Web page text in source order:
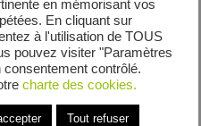
sur le compost !
en mémorisant vos
En cliquant sur
à l'utilisation de TOUS
pouvez visiter "Paramètres
contrôlé.
charte des cookies.
Tout refuser